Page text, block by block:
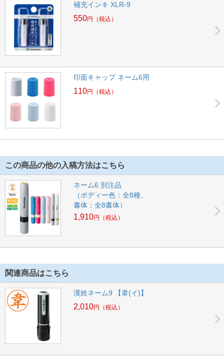
補充インキ XLR-9
550円 （税込）
印面キャップ ネーム6用
110円 （税込）
この商品の他の入稿方法はこちら
ネーム6 別注品
（ボディー色：全8種、
書体：全8書体）
1,910円 （税込）
関連商品はこちら
漢姓ネーム9 【韋(イ)】
2,010円 （税込）